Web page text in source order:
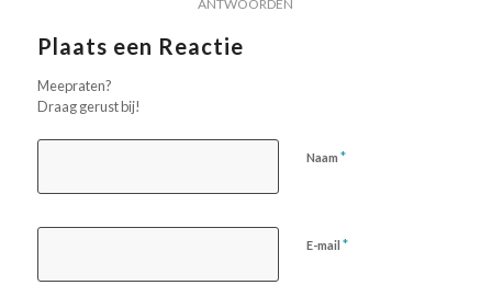
ANTWOORDEN
Plaats een Reactie
Meepraten?
Draag gerust bij!
Naam *
E-mail *